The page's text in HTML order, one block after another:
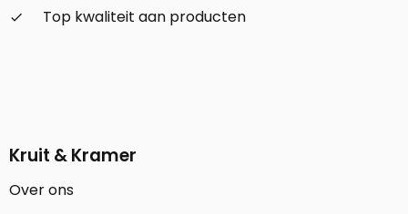
check_small
Top kwaliteit aan producten
Kruit & Kramer
Over ons